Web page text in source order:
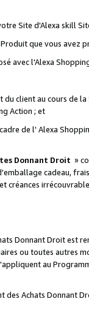
Site d'Alexa skill
que vous avez
avec l'Alexa
client au cours de
Action ; et
de l' Alexa
Donnant Droit »
cadeau,
créances
Donnant Droit est
ou toutes autres
au
des Achats Donnant